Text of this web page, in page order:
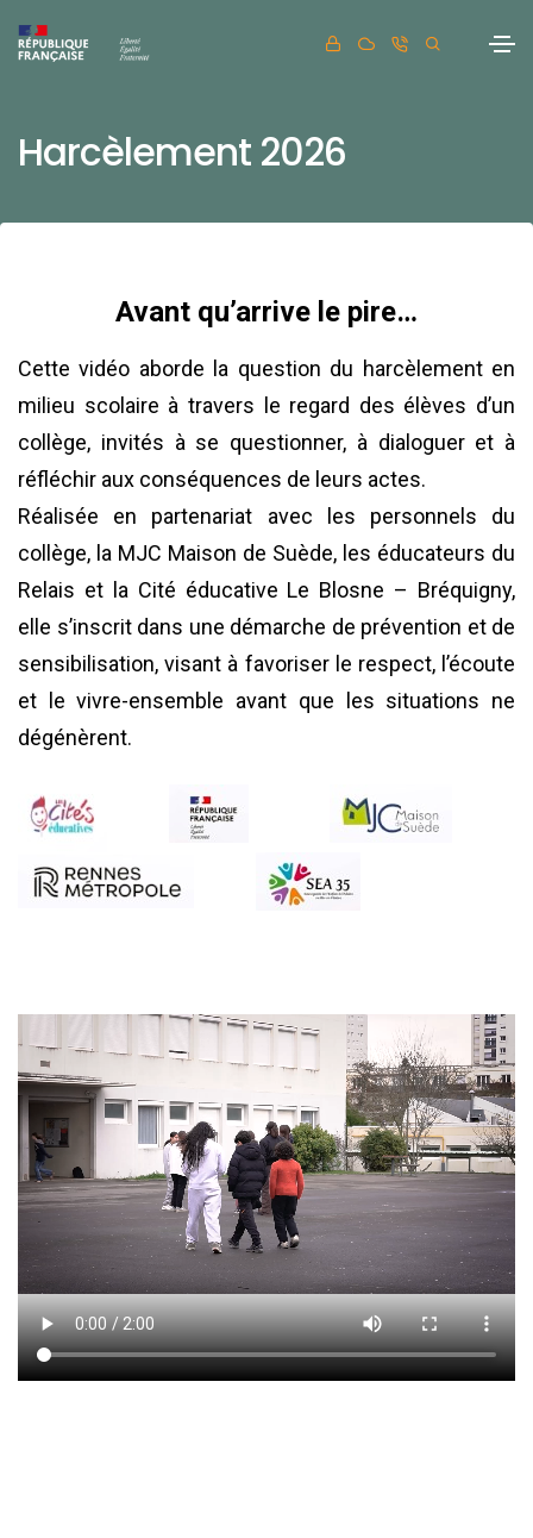
Harcèlement 2026
Avant qu’arrive le pire…
Cette vidéo aborde la question du harcèlement en
milieu scolaire à travers le regard des élèves d’un
collège, invités à se questionner, à dialoguer et à
réfléchir aux conséquences de leurs actes.
Réalisée en partenariat avec les personnels du
collège, la MJC Maison de Suède, les éducateurs du
Relais et la Cité éducative Le Blosne – Bréquigny,
elle s’inscrit dans une démarche de prévention et de
sensibilisation, visant à favoriser le respect, l’écoute
et le vivre-ensemble avant que les situations ne
dégénèrent.